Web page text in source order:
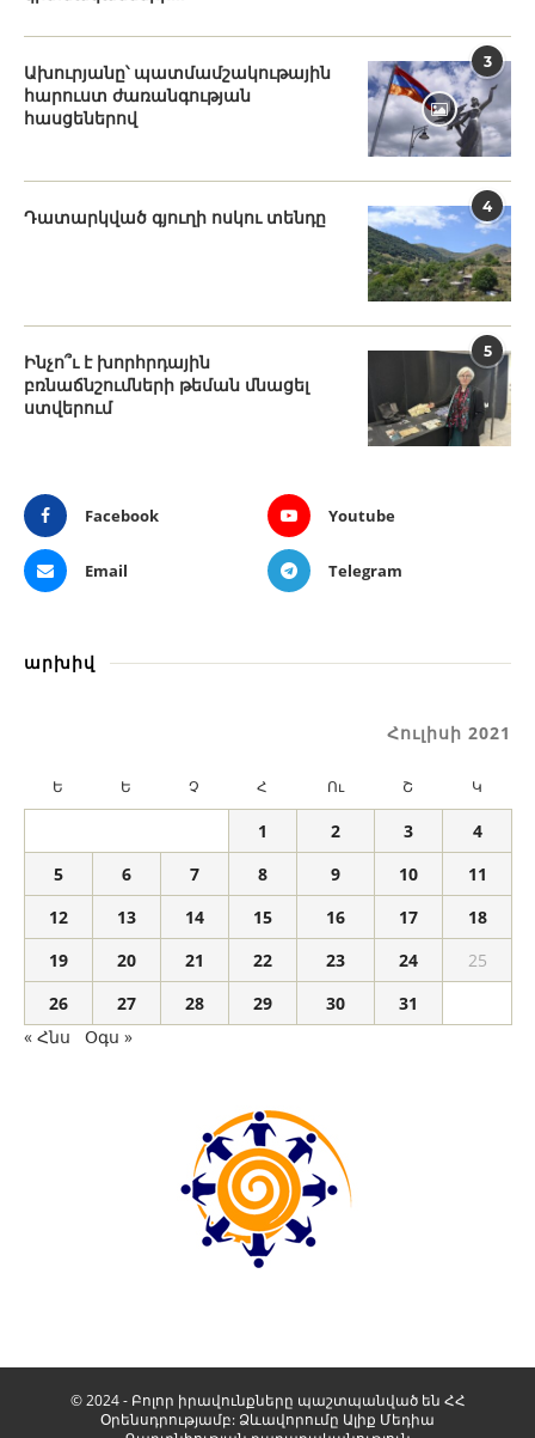
3
Ախուրյանը՝ պատմամշակութային
հարուստ ժառանգության
հասցեներով
4
Դատարկված գյուղի ոսկու տենդը
5
Ինչո՞ւ է խորհրդային
բռնաճնշումների թեման մնացել
ստվերում
Facebook Youtube
Email Telegram
արխիվ
Հուլիսի 2021
Ե Ե Չ Հ Ու Շ Կ
1 2 3
4
5
6 7 8 9 10
11
12
13 14 15 16 17
18
19
20 21 22 23 24
25
26
27 28 29 30
31
« Հնս
Օգս »
© 2024 - Բոլոր իրավունքները պաշտպանված են ՀՀ
Օրենսդրությամբ: Ձևավորումը Ալիք Մեդիա